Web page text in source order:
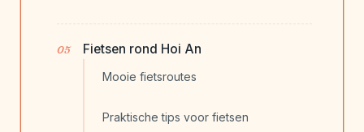
Fietsen rond Hoi An
Mooie fietsroutes
Praktische tips voor fietsen